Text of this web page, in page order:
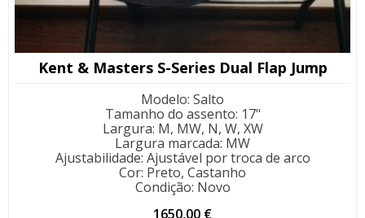
Kent & Masters S-Series Dual Flap Jump
Modelo: Salto
Tamanho do assento: 17"
Largura: M, MW, N, W, XW
Largura marcada: MW
Ajustabilidade: Ajustável por troca de arco
Cor: Preto, Castanho
Condição: Novo
1650,00 €